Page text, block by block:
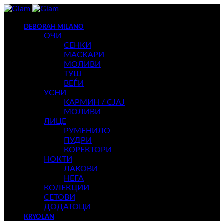
DEBORAH MILANO
ОЧИ
СЕНКИ
МАСКАРИ
МОЛИВИ
ТУШ
ВЕЃИ
УСНИ
КАРМИН / СЈАЈ
МОЛИВИ
ЛИЦЕ
РУМЕНИЛО
ПУДРИ
КОРЕКТОРИ
НОКТИ
ЛАКОВИ
НЕГА
КОЛЕКЦИИ
СЕТОВИ
ДОДАТОЦИ
KRYOLAN